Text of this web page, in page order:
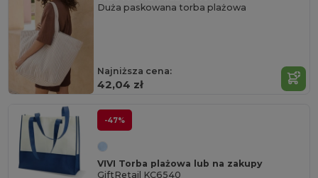
Duża paskowana torba plażowa
Najniższa cena:
42,04 zł
-47%
VIVI Torba plażowa lub na zakupy
GiftRetail KC6540